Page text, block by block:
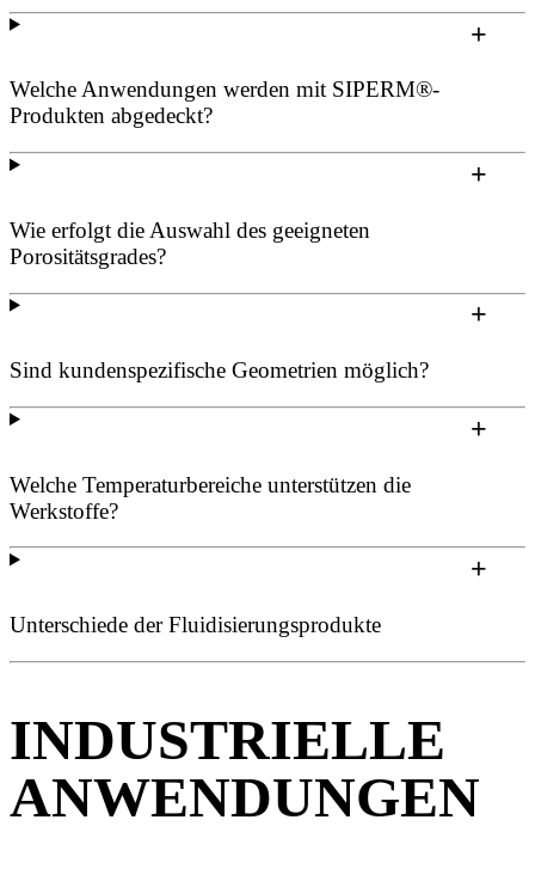
Welche Anwendungen werden mit SIPERM®-
Produkten abgedeckt?
Wie erfolgt die Auswahl des geeigneten
Porositätsgrades?
Sind kundenspezifische Geometrien möglich?
Welche Temperaturbereiche unterstützen die
Werkstoffe?
Unterschiede der Fluidisierungsprodukte
INDUSTRIELLE
ANWENDUNGEN